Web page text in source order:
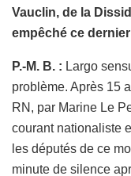
Vauclin, de la
empêché ce
P.-M. B. : Largo
problème. Après 15
RN, par Marine Le
courant nationaliste
les députés de ce
minute de silence